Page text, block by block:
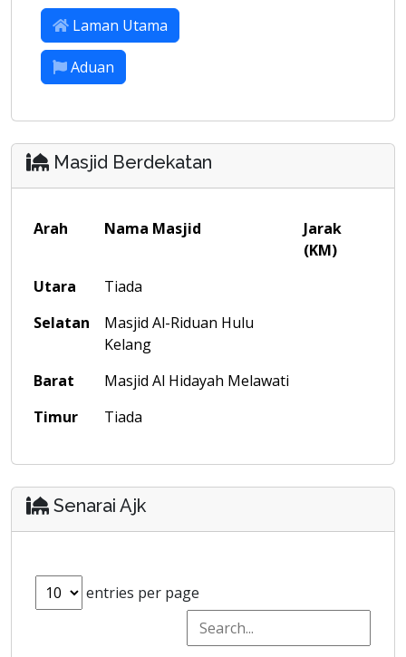
Laman Utama
Aduan
Masjid Berdekatan
Arah Nama Masjid
Jarak
(KM)
Utara
Tiada
Selatan
Masjid Al-Riduan Hulu
Kelang
Barat
Masjid Al Hidayah Melawati
Timur
Tiada
Senarai Ajk
entries per page